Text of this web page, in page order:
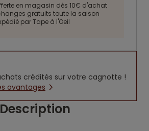
en magasin dès 10€ d'achat
gratuits toute la saison
par Tape à l'Oeil
crédités sur votre cagnotte !
avantages
Description